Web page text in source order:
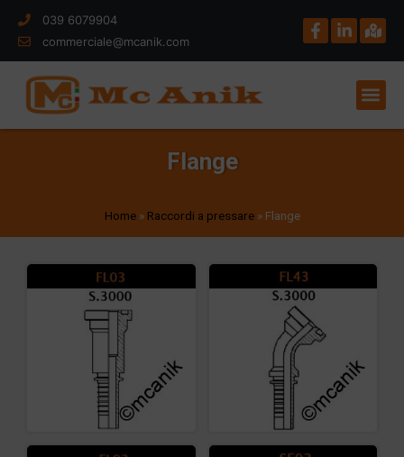
039 6079904
commerciale@mcanik.com
Flange
Home» Raccordi a pressare» Flange